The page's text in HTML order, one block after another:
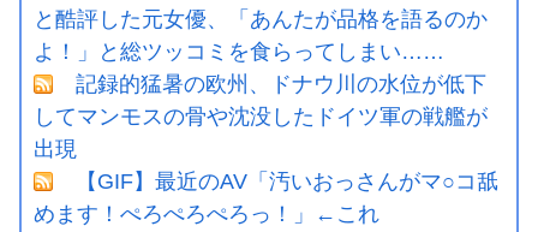
と酷評した元女優、「あんたが品格を語るのか
よ！」と総ツッコミを食らってしまい……
記録的猛暑の欧州、ドナウ川の水位が低下
してマンモスの骨や沈没したドイツ軍の戦艦が
出現
【GIF】最近のAV「汚いおっさんがマ○コ舐
めます！ぺろぺろぺろっ！」←これ